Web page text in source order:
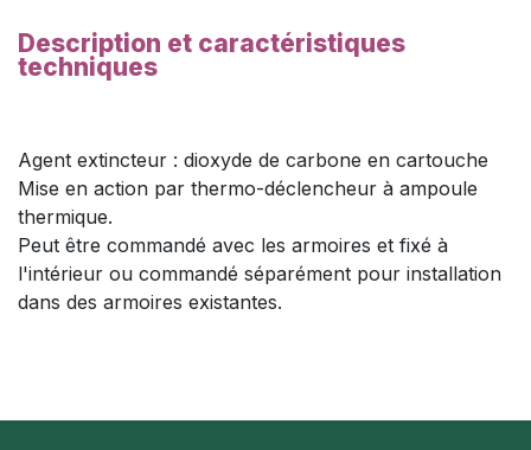
Description et caractéristiques
techniques
Agent extincteur : dioxyde de carbone en cartouche
Mise en action par thermo-déclencheur à ampoule
thermique.
Peut être commandé avec les armoires et fixé à
l'intérieur ou commandé séparément pour installation
dans des armoires existantes.